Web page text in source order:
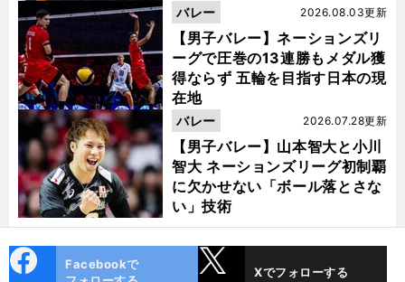
【男子バレー】ネーションズリ
ーグで圧巻の13連勝もメダル獲
得ならず 五輪を目指す日本の現
在地
2026.08.03更新
バレー
【男子バレー】山本智大と小川
智大 ネーションズリーグ初制覇
に欠かせない「ボール落とさな
い」技術
2026.07.28更新
バレー
ok
Facebookで
Xでフォローする